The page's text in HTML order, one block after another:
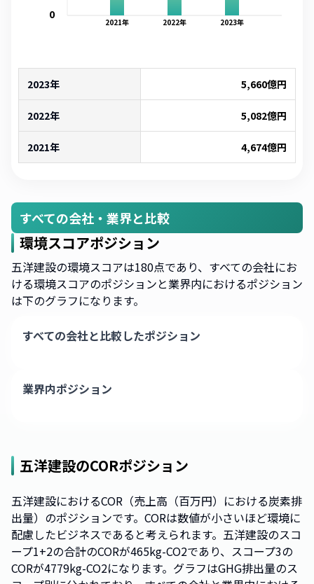
2021年 2022年 2023年
0
2023年 5,660億円
2022年 5,082億円
2021年 4,674億円
すべての会社・業界と比較
環境スコアポジション
五洋建設の環境スコアは180点であり、すべての会社にお
ける環境スコアのポジションと業界内におけるポジション
は下のグラフになります。
すべての会社と比較したポジション
業界内ポジション
五洋建設のCORポジション
五洋建設におけるCOR（売上高（百万円）における炭素排
出量）のポジションです。CORは数値が小さいほど環境に
配慮したビジネスであると考えられます。五洋建設のスコ
ープ1+2の合計のCORが465kg-CO2であり、スコープ3の
CORが4779kg-CO2になります。グラフはGHG排出量のス